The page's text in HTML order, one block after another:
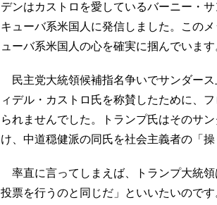
デンはカストロを愛しているバーニー・
キューバ系米国人に発信しました。この
ューバ系米国人の心を確実に掴んでいます
民主党大統領候補指名争いでサンダー
ィデル・カストロ氏を称賛したために、
られませんでした。トランプ氏はそのサ
け、中道穏健派の同氏を社会主義者の「
率直に言ってしまえば、トランプ大統
投票を行うのと同じだ」といいたいので